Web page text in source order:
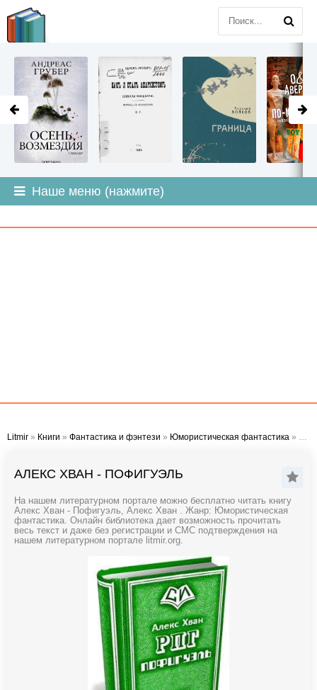
Наше меню (нажмите)
Litmir » Книги » Фантастика и фэнтези » Юмористическая фантастика » Алекс Хван - Пофигуэль
АЛЕКС ХВАН - ПОФИГУЭЛЬ
На нашем литературном портале можно бесплатно читать книгу
Алекс Хван - Пофигуэль, Алекс Хван . Жанр: Юмористическая
фантастика. Онлайн библиотека дает возможность прочитать
весь текст и даже без регистрации и СМС подтверждения на
нашем литературном портале litmir.org.
LITMIR.ORG